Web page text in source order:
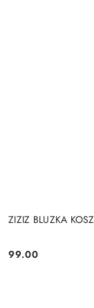
ZIZIZ BLUZKA
Cena:
99.00